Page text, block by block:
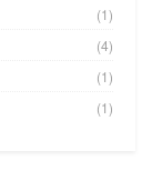
(1)
(4)
(1)
(1)